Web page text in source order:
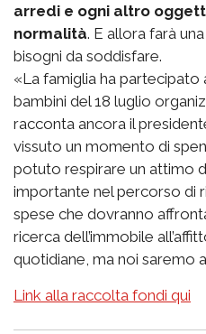
arredi e ogni altro
normalità. E allora farà
bisogni da soddisfare.
«La famiglia ha partecipato
bambini del 18 luglio
racconta ancora il
vissuto un momento di
potuto respirare un attimo
importante nel percorso di
spese che dovranno
ricerca dell’immobile
quotidiane, ma noi saremo
Link alla raccolta fondi qui